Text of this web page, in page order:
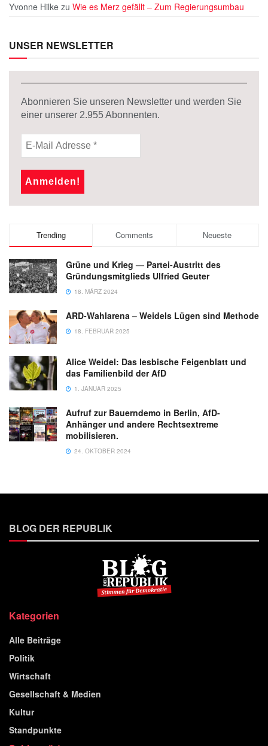
Yvonne Hilke zu Wie es Merz gefällt – Zum Regierungsumbau
UNSER NEWSLETTER
Abonnieren Sie unseren Newsletter und werden Sie
einer unserer 2.955Abonnenten.
Trending Comments Neueste
Grüne und Krieg — Partei-Austritt des
Gründungsmitglieds Ulfried Geuter
18. MÄRZ 2024
ARD-Wahlarena – Weidels Lügen sind Methode
18. FEBRUAR 2025
Alice Weidel: Das lesbische Feigenblatt und
das Familienbild der AfD
1. JANUAR 2025
Aufruf zur Bauerndemo in Berlin, AfD-
Anhänger und andere Rechtsextreme
mobilisieren.
24. OKTOBER 2024
BLOG DER REPUBLIK
Kategorien
Alle Beiträge
Politik
Wirtschaft
Gesellschaft & Medien
Kultur
Standpunkte